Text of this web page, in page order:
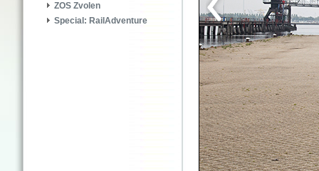
ZOS Zvolen
Special: RailAdventure